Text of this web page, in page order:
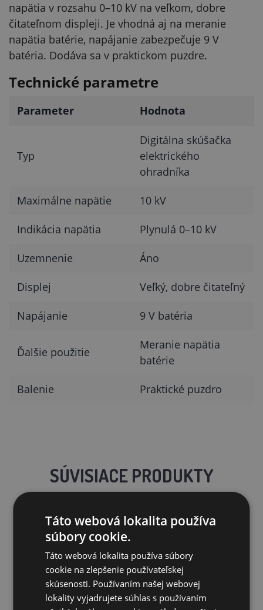
napätia v rozsahu 0–10 kV na veľkom, dobre
čitateľnom displeji. Je vhodná aj na meranie
napätia batérie, napájanie zabezpečuje 9 V
batéria. Dodáva sa v praktickom puzdre.
Technické parametre
Parameter Hodnota
Typ
Digitálna skúšačka
elektrického
ohradníka
Maximálne napätie 10 kV
Indikácia napätia Plynulá 0–10 kV
Uzemnenie Áno
Displej Veľký, dobre čitateľný
Napájanie 9 V batéria
Ďalšie použitie
Meranie napätia
batérie
Balenie Praktické puzdro
SÚVISIACE PRODUKTY
Táto webová lokalita používa
súbory cookie.
Táto webová lokalita používa súbory
cookie na zlepšenie používateľskej
skúsenosti. Používaním našej webovej
lokality vyjadrujete súhlas s používaním